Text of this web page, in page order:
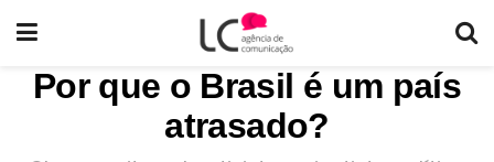
Por que o Brasil é um país
atrasado?